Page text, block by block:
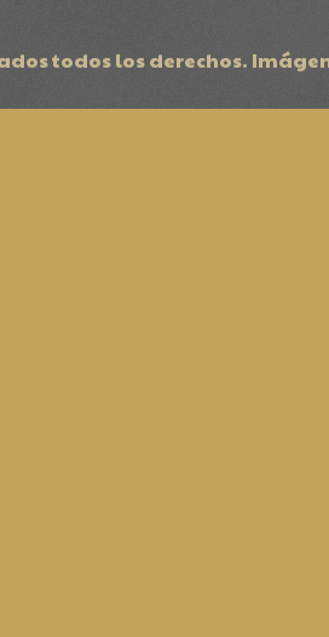
todos los derechos.